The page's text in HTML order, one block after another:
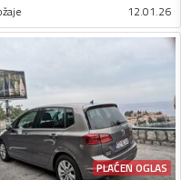
12.01.26
PLAĆEN OGLAS